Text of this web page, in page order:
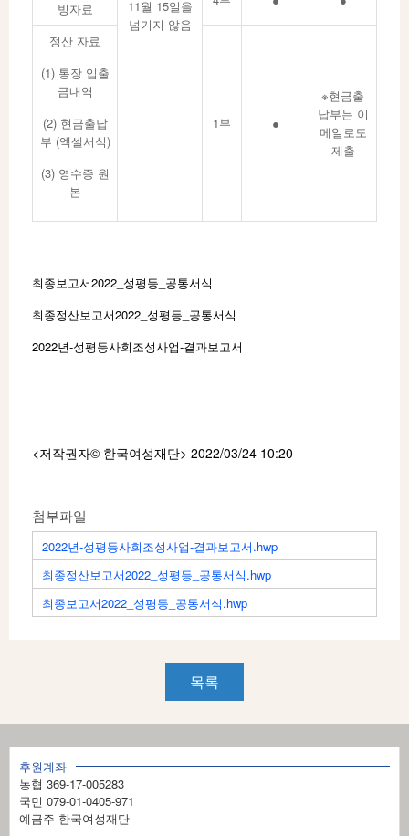
11월 15일을
넘기지 않음
빙자료
정산 자료
(1) 통장 입출
금내역
(2) 현금출납
부 (엑셀서식)
(3) 영수증 원
본
1부 ●
※현금출
납부는 이
메일로도
제출
최종보고서2022_성평등_공통서식
최종정산보고서2022_성평등_공통서식
2022년-성평등사회조성사업-결과보고서
<저작권자© 한국여성재단> 2022/03/24 10:20
첨부파일
2022년-성평등사회조성사업-결과보고서.hwp
최종정산보고서2022_성평등_공통서식.hwp
최종보고서2022_성평등_공통서식.hwp
목록
후원계좌
농협 369-17-005283
국민 079-01-0405-971
예금주 한국여성재단